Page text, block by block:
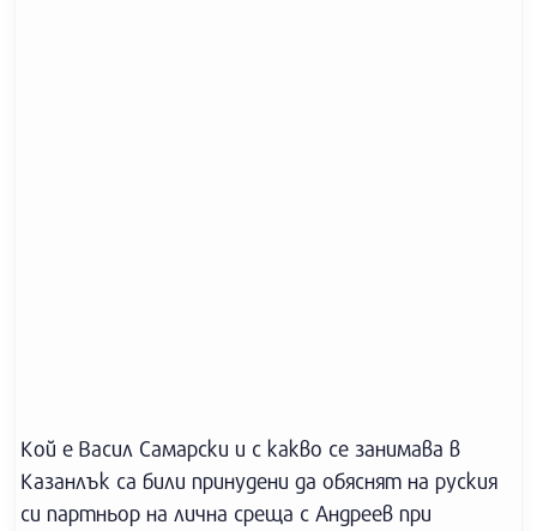
Кой е Васил Самарски и с какво се занимава в
Казанлък са били принудени да обяснят на руския
си партньор на лична среща с Андреев при